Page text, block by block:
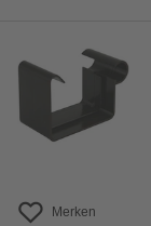
Merken